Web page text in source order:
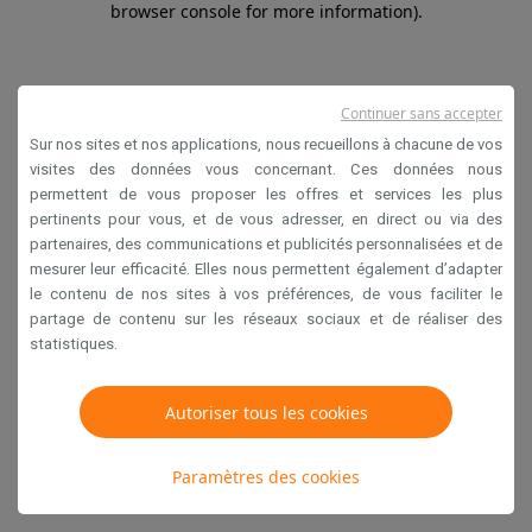
browser console for more information).
Sur nos sites et nos applications, nous recueillons à chacune de vos
visites des données vous concernant. Ces données nous
permettent de vous proposer les offres et services les plus
pertinents pour vous, et de vous adresser, en direct ou via des
partenaires, des communications et publicités personnalisées et de
mesurer leur efficacité. Elles nous permettent également d’adapter
le contenu de nos sites à vos préférences, de vous faciliter le
partage de contenu sur les réseaux sociaux et de réaliser des
statistiques.
Autoriser tous les cookies
Paramètres des cookies
Continuer sans accepter